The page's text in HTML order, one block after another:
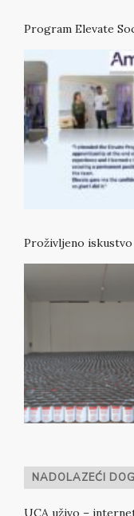
Program Elevate
Proživljeno
NADOLAZEĆI